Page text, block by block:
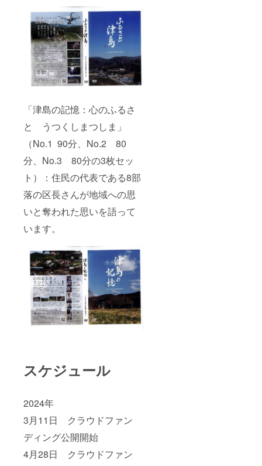
「津島の記憶：心のふるさ
と うつくしまつしま」
（No.1 90分、No.2 80
分、No.3 80分の3枚セッ
ト）：住民の代表である8部
落の区長さんが地域への思
いと奪われた思いを語って
います。
スケジュール
2024年
3月11日 クラウドファン
ディング公開開始
4月28日 クラウドファン